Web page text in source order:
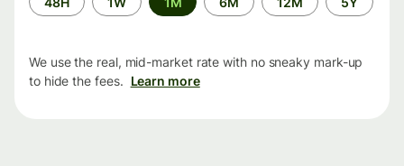
period
We use the real, mid-market rate with no sneaky mark-up
to hide the fees. Learn more